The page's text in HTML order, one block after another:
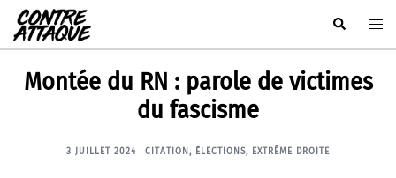
Aller
au
contenu
Rechercher
Montée du RN : parole de victimes
du fascisme
3 JUILLET 2024 CITATION , ÉLECTIONS, EXTRÊME DROITE